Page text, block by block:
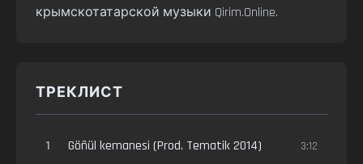
крымскотатарской музыки Qirim.Online.
ТРЕКЛИСТ
1 Göñül kemanesi (Prod. Tematik 2014) 3:12